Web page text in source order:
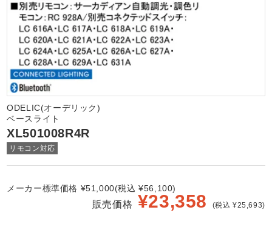
ODELIC(オーデリック)
ベースライト
XL501008R4R
リモコン対応
メーカー標準価格 ¥51,000(税込 ¥56,100)
販売価格 ¥23,358 (税込 ¥25,693)